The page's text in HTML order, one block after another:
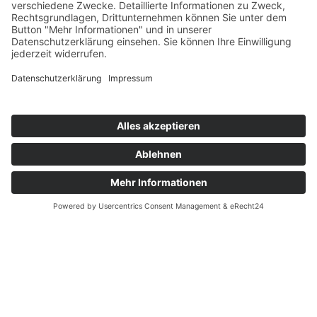
Service für
Praxen
Patienten
Kontakt
Karriere
+49 (0) 8841/678 55 41
info@dentallabor-millwood.de